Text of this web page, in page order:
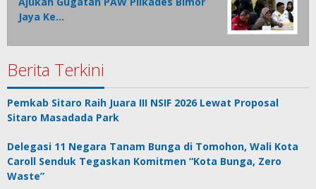
Jaya Ke…
Berita Terkini
Pemkab Sitaro Raih Juara III NSIF 2026 Lewat Proposal
Sitaro Masadada Park
Delegasi 11 Negara Tanam Bunga di Tomohon, Wali Kota
Caroll Senduk Tegaskan Komitmen “Kota Bunga, Zero
Waste”